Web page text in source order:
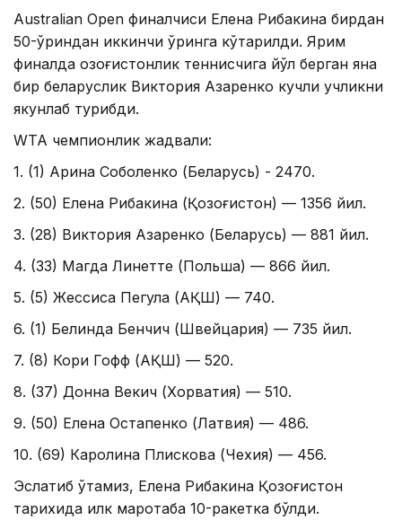
Аustralian Оpen финалчиси Елена Рибакина бирдан
50-ўриндан иккинчи ўринга кўтарилди. Ярим
финалда қозоғистонлик теннисчига йўл берган яна
бир беларуслик Виктория Азаренко кучли учликни
якунлаб турибди.
WТА чемпионлик жадвали:
1. (1) Арина Соболенко (Беларусь) - 2470.
2. (50) Елена Рибакина (Қозоғистон) — 1356 йил.
3. (28) Виктория Азаренко (Беларусь) — 881 йил.
4. (33) Магда Линетте (Польша) — 866 йил.
5. (5) Жессиcа Пегула (АҚШ) — 740.
6. (1) Белинда Бенчич (Швейцария) — 735 йил.
7. (8) Кори Гофф (АҚШ) — 520.
8. (37) Донна Векич (Хорватия) — 510.
9. (50) Елена Остапенко (Латвия) — 486.
10. (69) Каролина Плискова (Чехия) — 456.
Эслатиб ўтамиз, Елена Рибакина Қозоғистон
тарихида илк маротаба 10-ракетка бўлди.